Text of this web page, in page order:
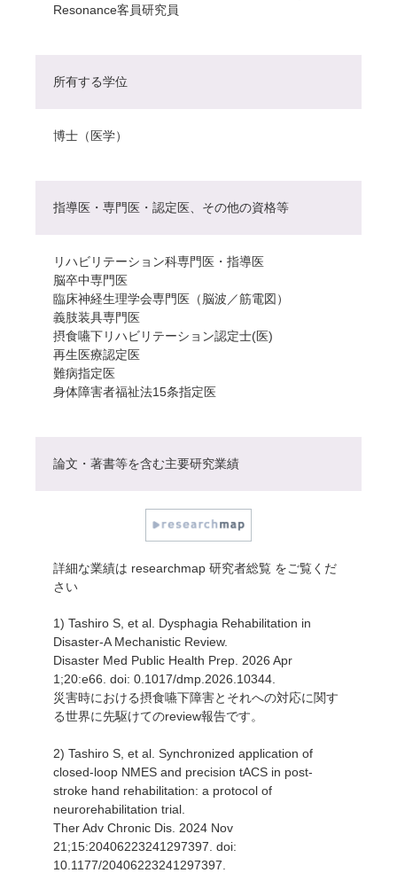
Resonance客員研究員
所有する学位
博士（医学）
指導医・専門医・認定医、その他の資格等
リハビリテーション科専門医・指導医
脳卒中専門医
臨床神経生理学会専門医（脳波／筋電図）
義肢装具専門医
摂食嚥下リハビリテーション認定士(医)
再生医療認定医
難病指定医
身体障害者福祉法15条指定医
論文・著書等を含む主要研究業績
詳細な業績は researchmap 研究者総覧 をご覧くだ
さい
1) Tashiro S, et al. Dysphagia Rehabilitation in
Disaster-A Mechanistic Review.
Disaster Med Public Health Prep. 2026 Apr
1;20:e66. doi: 0.1017/dmp.2026.10344.
災害時における摂食嚥下障害とそれへの対応に関す
る世界に先駆けてのreview報告です。
2) Tashiro S, et al. Synchronized application of
closed-loop NMES and precision tACS in post-
stroke hand rehabilitation: a protocol of
neurorehabilitation trial.
Ther Adv Chronic Dis. 2024 Nov
21;15:20406223241297397. doi:
10.1177/20406223241297397.